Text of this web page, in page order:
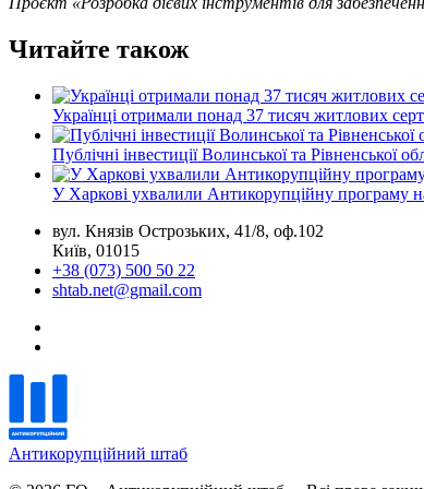
Читайте також
Українці отримали понад 37 тисяч житлових
Публічні інвестиції Волинської та Рівненської
У Харкові ухвалили Антикорупційну програму
вул. Князів Острозьких, 41/8, оф.102
Київ, 01015
+38 (073) 500 50 22
shtab.net@gmail.com
Антикорупційний штаб